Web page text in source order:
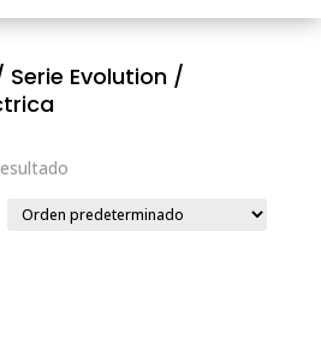
Serie Evolution/